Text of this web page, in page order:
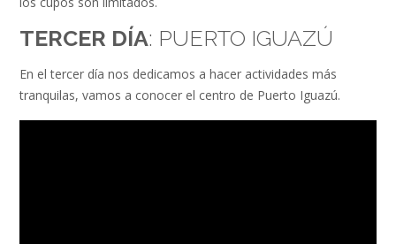
TERCER DÍA: PUERTO IGUAZÚ
En el tercer día nos dedicamos a hacer actividades más
tranquilas, vamos a conocer el centro de Puerto Iguazú.